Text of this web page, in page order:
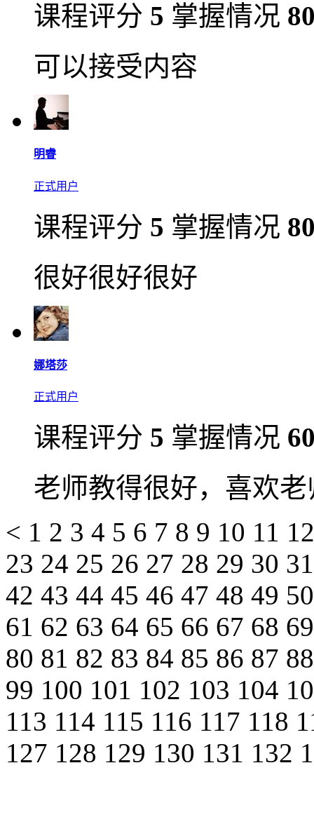
课程评分 5 掌握情况
可以接受内容
明睿
正式用户
课程评分 5 掌握情况
很好很好很好
娜塔莎
正式用户
课程评分 5 掌握情况
老师教得很好，喜欢
< 1 2 3 4 5 6 7 8 9 10 11
23 24 25 26 27 28 29 30
42 43 44 45 46 47 48 49
61 62 63 64 65 66 67 68
80 81 82 83 84 85 86 87
99 100 101 102 103 104
113 114 115 116 117 118
127 128 129 130 131 132